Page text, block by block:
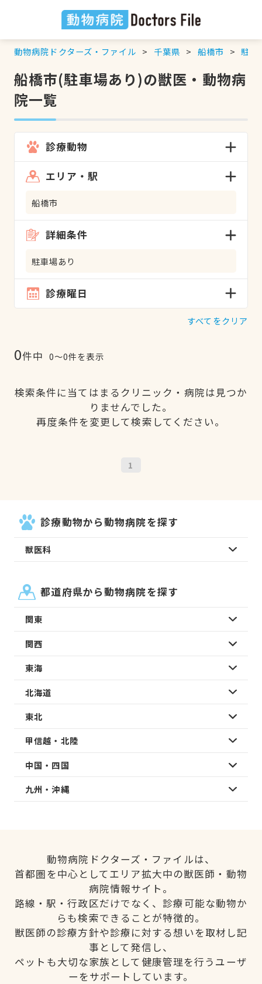
動物病院ドクターズ・ファイル 千葉県 船橋市 駐車
船橋市(駐車場あり)の獣医・動物病
院一覧
診療動物
エリア・駅
船橋市
詳細条件
駐車場あり
診療曜日
すべてをクリア
0件中 0〜0件を表示
検索条件に当てはまるクリニック・病院は見つか
りませんでした。
再度条件を変更して検索してください。
1
診療動物から動物病院を探す
獣医科
都道府県から動物病院を探す
関東
関西
東海
北海道
東北
甲信越・北陸
中国・四国
九州・沖縄
動物病院ドクターズ・ファイルは、
首都圏を中心としてエリア拡大中の獣医師・動物
病院情報サイト。
路線・駅・行政区だけでなく、診療可能な動物か
らも検索できることが特徴的。
獣医師の診療方針や診療に対する想いを取材し記
事として発信し、
ペットも大切な家族として健康管理を行うユーザ
ーをサポートしています。